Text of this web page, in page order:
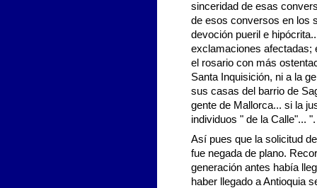
sinceridad de esas
de esos conversos en los
devoción pueril e
exclamaciones afectadas;
el rosario con más
Santa Inquisición, ni a la
sus casas del barrio de
gente de Mallorca... si la
individuos " de la Calle"... ".
Así pues que la solicitud
fue negada de plano.
generación antes había
haber llegado a Antioquia